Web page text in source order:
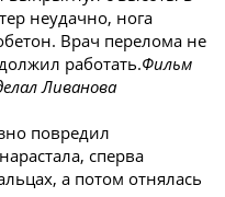
неудачно, нога
Врач перелома не
работать.Фильм
Ливанова
повредил
сперва
а потом отнялась